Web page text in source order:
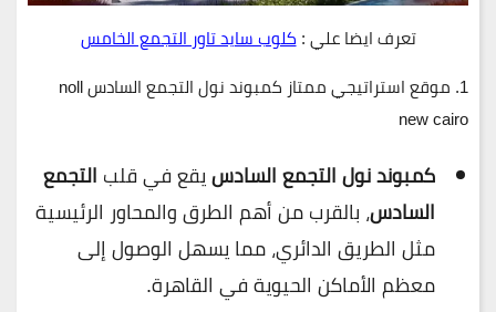
تعرف ايضا علي :كلوب سايد تاور التجمع الخامس
1.
موقع استراتيجي ممتاز كمبوند نول التجمع السادس noll
new cairo
كمبوند نول التجمع السادسيقع في قلب التجمع
السادس، بالقرب من أهم الطرق والمحاور الرئيسية
مثل الطريق الدائري، مما يسهل الوصول إلى
معظم الأماكن الحيوية في القاهرة.